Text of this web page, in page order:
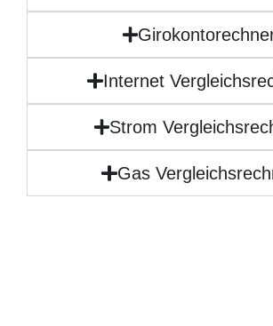
Internet
Strom
Gas